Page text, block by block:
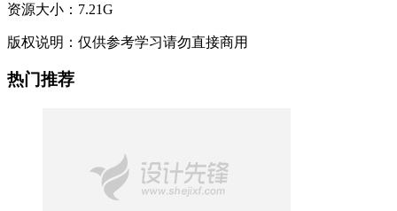
资源大小： 7.21G
版权说明： 仅供参考学习请勿直接商用
热门推荐